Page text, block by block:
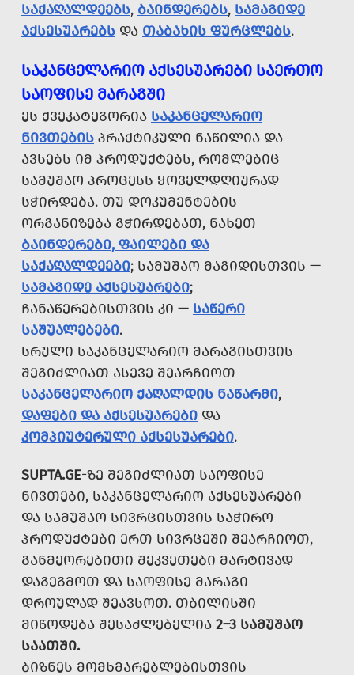
ᲡᲐᲥᲐᲦᲐᲚᲓᲔᲔᲑᲡ, ᲑᲐᲘᲜᲓᲔᲠᲔᲑᲡ, ᲡᲐᲛᲐᲒᲘᲓᲔ
ᲐᲥᲡᲔᲡᲣᲐᲠᲔᲑᲡ ᲓᲐ ᲗᲐᲑᲐᲮᲘᲡ ᲤᲣᲠᲪᲚᲔᲑᲡ.
ᲡᲐᲙᲐᲜᲪᲔᲚᲐᲠᲘᲝ ᲐᲥᲡᲔᲡᲣᲐᲠᲔᲑᲘ ᲡᲐᲔᲠᲗᲝ
ᲡᲐᲝᲤᲘᲡᲔ ᲛᲐᲠᲐᲒᲨᲘ
ᲔᲡ ᲥᲕᲔᲙᲐᲢᲔᲒᲝᲠᲘᲐ ᲡᲐᲙᲐᲜᲪᲔᲚᲐᲠᲘᲝ
ᲜᲘᲕᲗᲔᲑᲘᲡ ᲞᲠᲐᲥᲢᲘᲙᲣᲚᲘ ᲜᲐᲬᲘᲚᲘᲐ ᲓᲐ
ᲐᲕᲡᲔᲑᲡ ᲘᲛ ᲞᲠᲝᲓᲣᲥᲢᲔᲑᲡ, ᲠᲝᲛᲚᲔᲑᲘᲪ
ᲡᲐᲛᲣᲨᲐᲝ ᲞᲠᲝᲪᲔᲡᲡ ᲧᲝᲕᲔᲚᲓᲦᲘᲣᲠᲐᲓ
ᲡᲭᲘᲠᲓᲔᲑᲐ. ᲗᲣ ᲓᲝᲙᲣᲛᲔᲜᲢᲔᲑᲘᲡ
ᲝᲠᲒᲐᲜᲘᲖᲔᲑᲐ ᲒᲭᲘᲠᲓᲔᲑᲐᲗ, ᲜᲐᲮᲔᲗ
ᲑᲐᲘᲜᲓᲔᲠᲔᲑᲘ, ᲤᲐᲘᲚᲔᲑᲘ ᲓᲐ
ᲡᲐᲥᲐᲦᲐᲚᲓᲔᲔᲑᲘ; ᲡᲐᲛᲣᲨᲐᲝ ᲛᲐᲒᲘᲓᲘᲡᲗᲕᲘᲡ —
ᲡᲐᲛᲐᲒᲘᲓᲔ ᲐᲥᲡᲔᲡᲣᲐᲠᲔᲑᲘ;
ᲩᲐᲜᲐᲬᲔᲠᲔᲑᲘᲡᲗᲕᲘᲡ ᲙᲘ — ᲡᲐᲬᲔᲠᲘ
ᲡᲐᲨᲣᲐᲚᲔᲑᲔᲑᲘ.
ᲡᲠᲣᲚᲘ ᲡᲐᲙᲐᲜᲪᲔᲚᲐᲠᲘᲝ ᲛᲐᲠᲐᲒᲘᲡᲗᲕᲘᲡ
ᲨᲔᲒᲘᲫᲚᲘᲐᲗ ᲐᲡᲔᲕᲔ ᲨᲔᲐᲠᲩᲘᲝᲗ
ᲡᲐᲙᲐᲜᲪᲔᲚᲐᲠᲘᲝ ᲥᲐᲦᲐᲚᲓᲘᲡ ᲜᲐᲬᲐᲠᲛᲘ,
ᲓᲐᲤᲔᲑᲘ ᲓᲐ ᲐᲥᲡᲔᲡᲣᲐᲠᲔᲑᲘ ᲓᲐ
ᲙᲝᲛᲞᲘᲣᲢᲔᲠᲣᲚᲘ ᲐᲥᲡᲔᲡᲣᲐᲠᲔᲑᲘ.
SUPTA.GE-ᲖᲔ ᲨᲔᲒᲘᲫᲚᲘᲐᲗ ᲡᲐᲝᲤᲘᲡᲔ
ᲜᲘᲕᲗᲔᲑᲘ, ᲡᲐᲙᲐᲜᲪᲔᲚᲐᲠᲘᲝ ᲐᲥᲡᲔᲡᲣᲐᲠᲔᲑᲘ
ᲓᲐ ᲡᲐᲛᲣᲨᲐᲝ ᲡᲘᲕᲠᲪᲘᲡᲗᲕᲘᲡ ᲡᲐᲭᲘᲠᲝ
ᲞᲠᲝᲓᲣᲥᲢᲔᲑᲘ ᲔᲠᲗ ᲡᲘᲕᲠᲪᲔᲨᲘ ᲨᲔᲐᲠᲩᲘᲝᲗ,
ᲒᲐᲜᲛᲔᲝᲠᲔᲑᲘᲗᲘ ᲨᲔᲙᲕᲔᲗᲔᲑᲘ ᲛᲐᲠᲢᲘᲕᲐᲓ
ᲓᲐᲒᲔᲒᲛᲝᲗ ᲓᲐ ᲡᲐᲝᲤᲘᲡᲔ ᲛᲐᲠᲐᲒᲘ
ᲓᲠᲝᲣᲚᲐᲓ ᲨᲔᲐᲕᲡᲝᲗ. ᲗᲑᲘᲚᲘᲡᲨᲘ
ᲛᲘᲬᲝᲓᲔᲑᲐ ᲨᲔᲡᲐᲫᲚᲔᲑᲔᲚᲘᲐ 2–3 ᲡᲐᲛᲣᲨᲐᲝ
ᲡᲐᲐᲗᲨᲘ.
ᲑᲘᲖᲜᲔᲡ ᲛᲝᲛᲮᲛᲐᲠᲔᲑᲚᲔᲑᲘᲡᲗᲕᲘᲡ